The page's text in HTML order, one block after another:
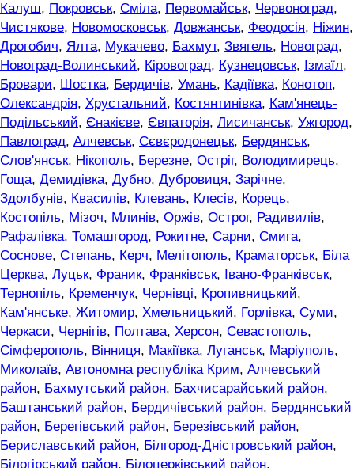
Калуш, Покровськ, Сміла, Первомайськ, Червоноград,
Чистякове, Новомосковськ, Довжанськ, Феодосія, Ніжин,
Дрогобич, Ялта, Мукачево, Бахмут, Звягель, Новоград,
Новоград-Волинський, Кіровоград, Кузнецовськ, Ізмаїл,
Бровари, Шостка, Бердичів, Умань, Кадіївка, Конотоп,
Олександрія, Хрустальний, Костянтинівка, Кам'янець-
Подільський, Єнакієве, Євпаторія, Лисичанськ, Ужгород,
Павлоград, Алчевськ, Сєвєродонецьк, Бердянськ,
Слов'янськ, Нікополь, Березне, Остріг, Володимирець,
Гоща, Демидівка, Дубно, Дубровиця, Зарічне,
Здолбунів, Квасилів, Клевань, Клесів, Корець,
Костопіль, Мізоч, Млинів, Оржів, Острог, Радивилів,
Рафалівка, Томашгород, Рокитне, Сарни, Смига,
Соснове, Степань, Керч, Мелітополь, Краматорськ, Біла
Церква, Луцьк, Франик, Франківськ, Івано-Франківськ,
Тернопіль, Кременчук, Чернівці, Кропивницький,
Кам'янське, Житомир, Хмельницький, Горлівка, Суми,
Черкаси, Чернігів, Полтава, Херсон, Севастополь,
Сімферополь, Вінниця, Макіївка, Луганськ, Маріуполь,
Миколаїв, Автономна республіка Крим, Алчевський
район, Бахмутський район, Бахчисарайський район,
Баштанський район, Бердичівський район, Бердянський
район, Берегівський район, Березівський район,
Бериславський район, Білгород-Дністровський район,
Білогірський район, Білоцерківський район,